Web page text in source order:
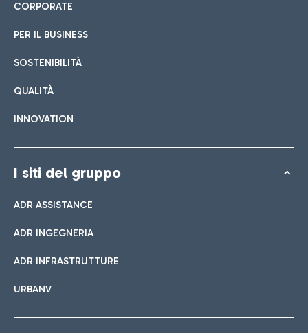
CORPORATE
PER IL BUSINESS
SOSTENIBILITÀ
QUALITÀ
INNOVATION
I siti del gruppo
ADR ASSISTANCE
ADR INGEGNERIA
ADR INFRASTRUTTURE
URBANV